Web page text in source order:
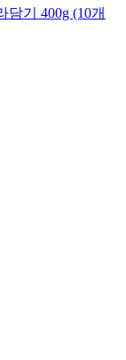
담기 400g (10개